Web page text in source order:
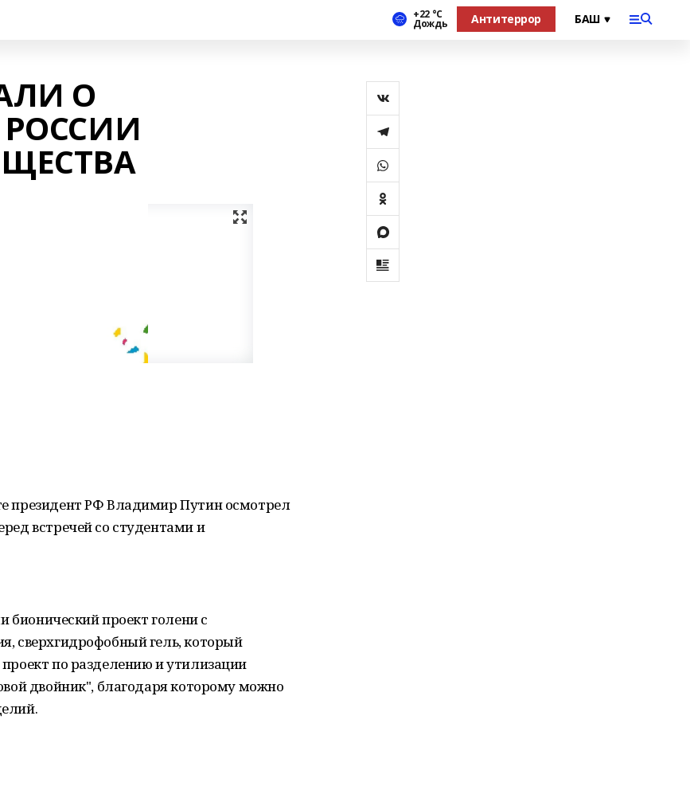
+22 °С
Дождь Антитеррор
О
президент РФ Владимир Путин осмотрел
встречей со студентами и
бионический проект голени с
сверхгидрофобный гель, который
по разделению и утилизации
двойник", благодаря которому можно